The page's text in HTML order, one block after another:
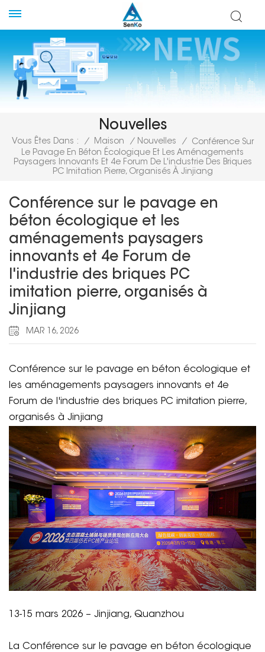
Nouvelles
Vous Êtes Dans : / Maison / Nouvelles /
Conférence Sur
Le Pavage En Béton Écologique Et Les Aménagements
Paysagers Innovants Et 4e Forum De L'industrie Des Briques
PC Imitation Pierre, Organisés À Jinjiang
Conférence sur le pavage en
béton écologique et les
aménagements paysagers
innovants et 4e Forum de
l'industrie des briques PC
imitation pierre, organisés à
Jinjiang
MAR 16, 2026
Conférence sur le pavage en béton écologique et
les aménagements paysagers innovants et 4e
Forum de l'industrie des briques PC imitation pierre,
organisés à Jinjiang
13-15 mars 2026 – Jinjiang, Quanzhou
La Conférence sur le pavage en béton écologique